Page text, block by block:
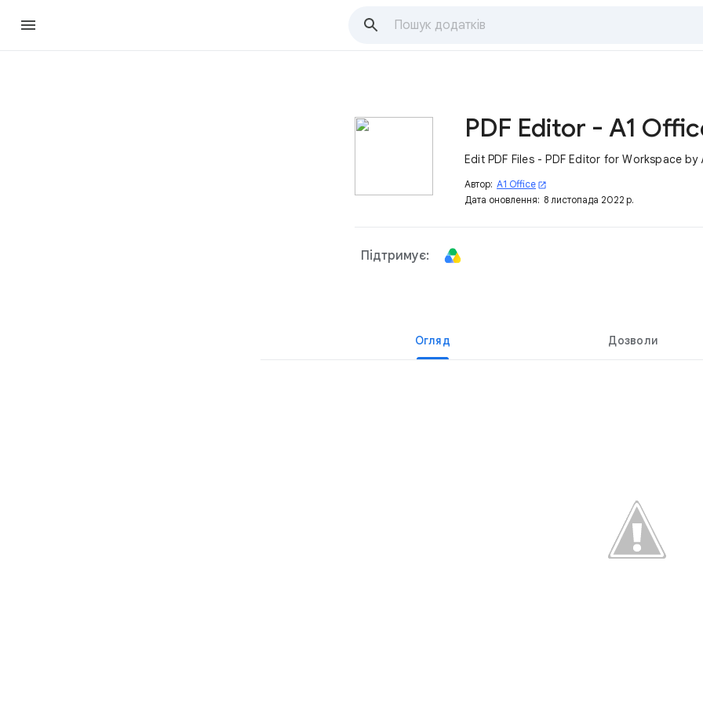
PDF Editor - A1
Edit PDF Files - PDF Editor for Workspace by
Автор: A1 Office open_in_new
Дата оновлення: 8 листопада 2022 р.
Підтримує:
Огляд Дозволи